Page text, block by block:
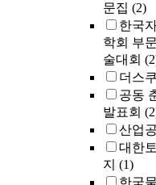
문집 (2)
한국
학회 부
술대회
더스
공동
발표회
산업
대한
지 (1)